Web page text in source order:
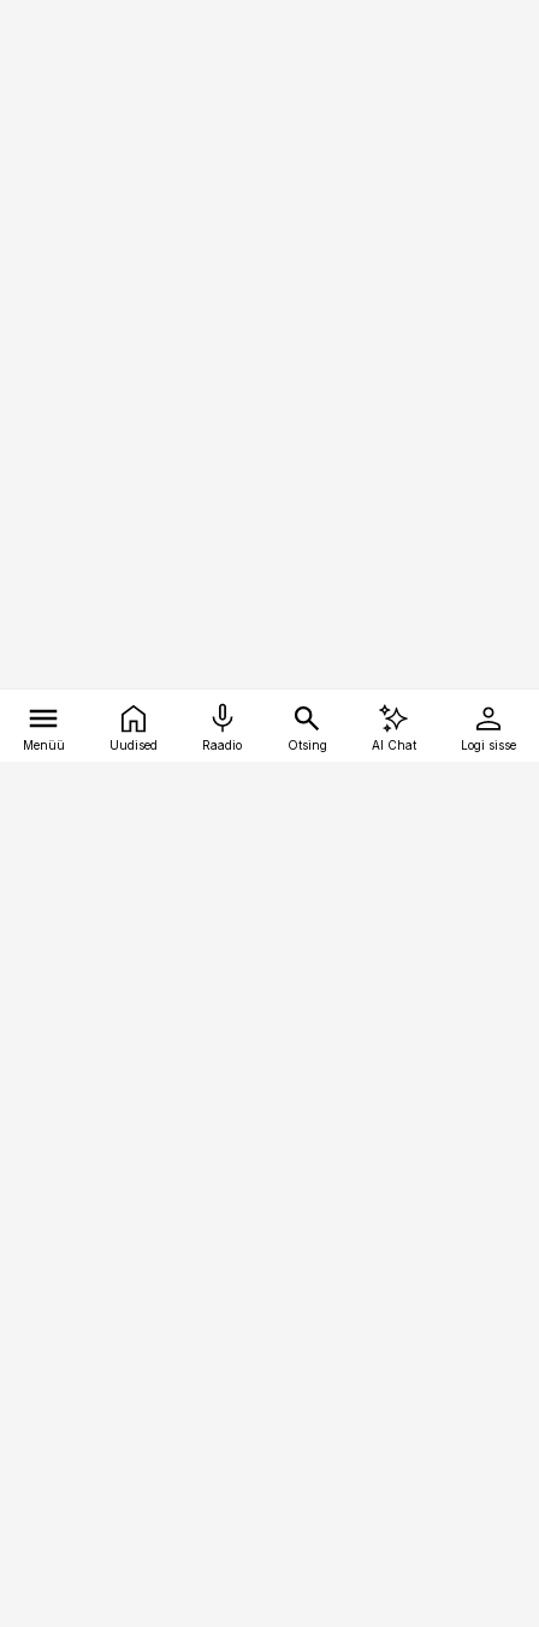
Menüü Uudised Raadio Otsing AI Chat Logi sisse